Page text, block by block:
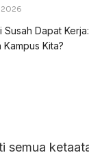
Dapat Kerja:
Kita?
semua